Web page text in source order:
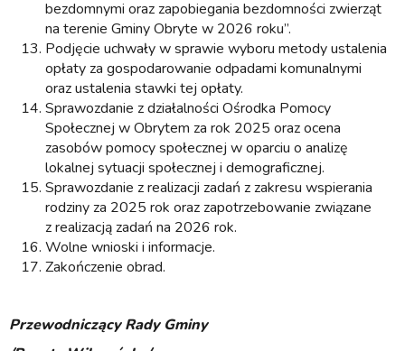
bezdomnymi oraz zapobiegania bezdomności zwierząt
na terenie Gminy Obryte w 2026 roku”.
Podjęcie uchwały w sprawie wyboru metody ustalenia
opłaty za gospodarowanie odpadami komunalnymi
oraz ustalenia stawki tej opłaty.
Sprawozdanie z działalności Ośrodka Pomocy
Społecznej w Obrytem za rok 2025 oraz ocena
zasobów pomocy społecznej w oparciu o analizę
lokalnej sytuacji społecznej i demograficznej.
Sprawozdanie z realizacji zadań z zakresu wspierania
rodziny za 2025 rok oraz zapotrzebowanie związane
z realizacją zadań na 2026 rok.
Wolne wnioski i informacje.
Zakończenie obrad.
Przewodniczący Rady Gminy